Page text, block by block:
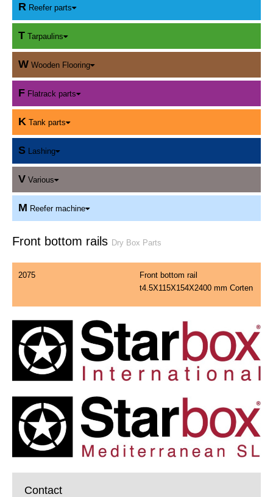
R Reefer parts
T Tarpaulins
W Wooden Flooring
F Flatrack parts
K Tank parts
S Lashing
V Various
M Reefer machine
Front bottom rails Dry Box Parts
2075
Front bottom rail
t4.5X115X154X2400 mm Corten
Contact